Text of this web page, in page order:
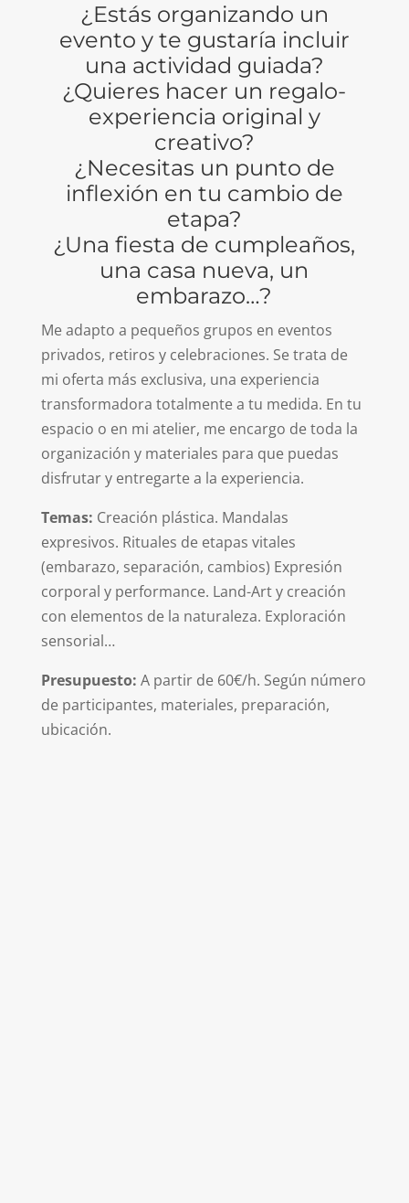
¿Estás organizando un
evento y te gustaría incluir
una actividad guiada?
¿Quieres hacer un regalo-
experiencia original y
creativo?
¿Necesitas un punto de
inflexión en tu cambio de
etapa?
¿Una fiesta de cumpleaños,
una casa nueva, un
embarazo…?
Me adapto a pequeños grupos en eventos
privados, retiros y celebraciones. Se trata de
mi oferta más exclusiva, una experiencia
transformadora totalmente a tu medida. En tu
espacio o en mi atelier, me encargo de toda la
organización y materiales para que puedas
disfrutar y entregarte a la experiencia.
Temas: Creación plástica. Mandalas
expresivos. Rituales de etapas vitales
(embarazo, separación, cambios) Expresión
corporal y performance. Land-Art y creación
con elementos de la naturaleza. Exploración
sensorial…
Presupuesto: A partir de 60€/h. Según número
de participantes, materiales, preparación,
ubicación.